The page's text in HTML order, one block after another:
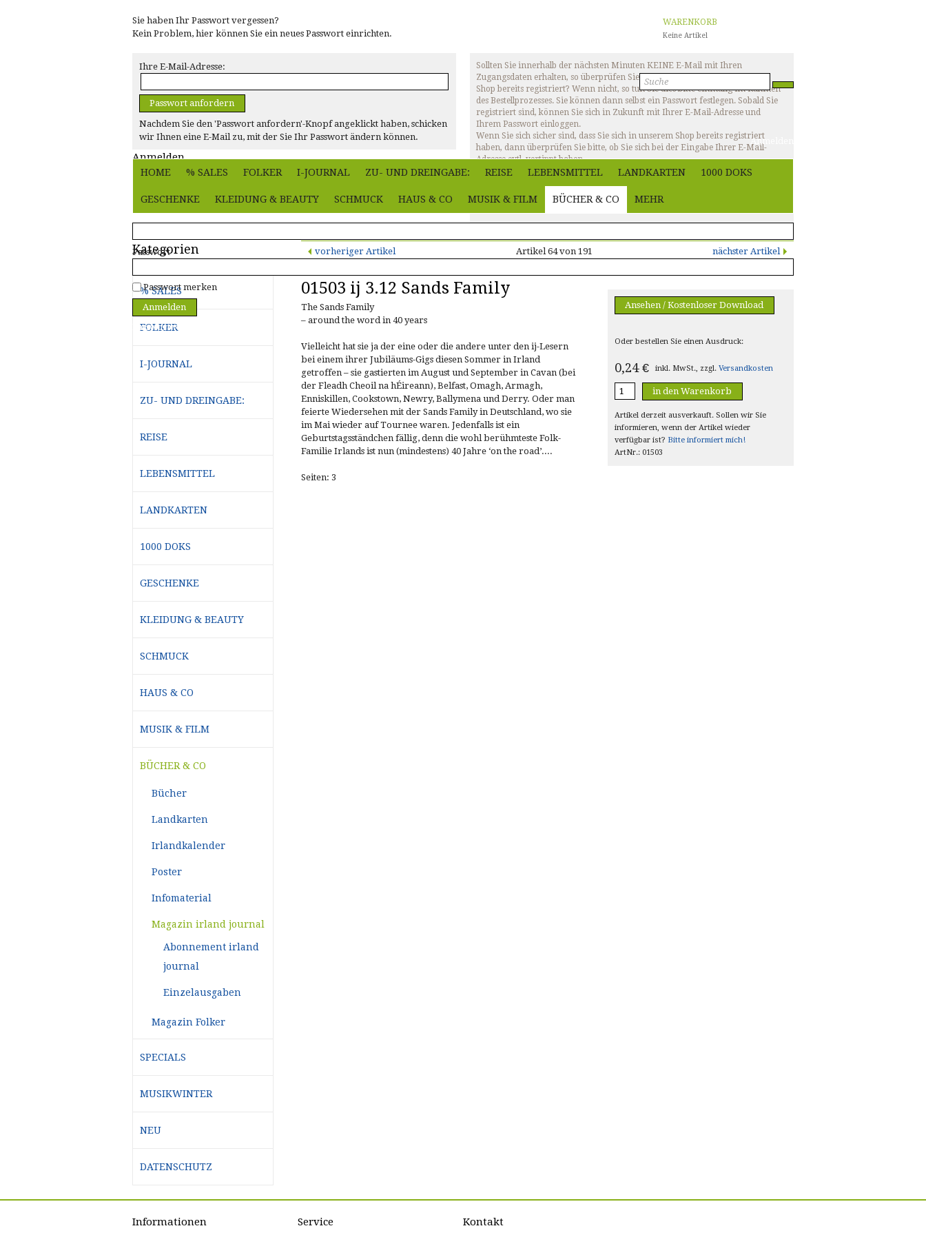
WARENKORB
Keine Artikel
Anmelden
Sie haben Ihr Passwort vergessen?
Kein Problem, hier können Sie ein neues Passwort einrichten.
Ihre E-Mail-Adresse:
Passwort anfordern
Nachdem Sie den 'Passwort anfordern'-Knopf angeklickt haben, schicken
wir Ihnen eine E-Mail zu, mit der Sie Ihr Passwort ändern können.
Sollten Sie innerhalb der nächsten Minuten KEINE E-Mail mit Ihren
Zugangsdaten erhalten, so überprüfen Sie bitte: Haben Sie sich in unserem
Shop bereits registriert? Wenn nicht, so tun Sie dies bitte einmalig im Rahmen
des Bestellprozesses. Sie können dann selbst ein Passwort festlegen. Sobald Sie
registriert sind, können Sie sich in Zukunft mit Ihrer E-Mail-Adresse und
Ihrem Passwort einloggen.
Wenn Sie sich sicher sind, dass Sie sich in unserem Shop bereits registriert
haben, dann überprüfen Sie bitte, ob Sie sich bei der Eingabe Ihrer E-Mail-
Adresse evtl. vertippt haben.
Sollten Sie trotz korrekter E-Mail-Adresse und bereits bestehender
"Passwort vergessen"-E-Mail erhalten, so wenden Sie sich bitte per E-Mail an:
info@irish-shop.de
Anmelden
E-Mail-Adresse
Passwort
Passwort merken
Anmelden
Passwort vergessen?
HOME % SALES FOLKER I-JOURNAL ZU- UND DREINGABE: REISE LEBENSMITTEL LANDKARTEN 1000 DOKS
GESCHENKE KLEIDUNG & BEAUTY SCHMUCK HAUS & CO MUSIK & FILM BÜCHER & CO MEHR
ZURÜCK ZUR ÜBERSICHT
vorheriger Artikel Artikel 64 von 191 nächster Artikel
01503 ij 3.12 Sands Family
The Sands Family
– around the word in 40 years
Vielleicht hat sie ja der eine oder die andere unter den ij-Lesern
bei einem ihrer Jubiläums-Gigs diesen Sommer in Irland
getroffen – sie gastierten im August und September in Cavan (bei
der Fleadh Cheoil na hÉireann), Belfast, Omagh, Armagh,
Enniskillen, Cookstown, Newry, Ballymena und Derry. Oder man
feierte Wiedersehen mit der Sands Family in Deutschland, wo sie
im Mai wieder auf Tournee waren. Jedenfalls ist ein
Geburtstagsständchen fällig, denn die wohl berühmteste Folk-
Familie Irlands ist nun (mindestens) 40 Jahre ‘on the road’....
Seiten: 3
Ansehen / Kostenloser Download
Oder bestellen Sie einen Ausdruck:
0,24 € inkl. MwSt., zzgl.Versandkosten
in den Warenkorb
Artikel derzeit ausverkauft. Sollen wir Sie
informieren, wenn der Artikel wieder
verfügbar ist? Bitte informiert mich!
ArtNr.: 01503
Kategorien
% SALES
FOLKER
I-JOURNAL
ZU- UND DREINGABE:
REISE
LEBENSMITTEL
LANDKARTEN
1000 DOKS
GESCHENKE
KLEIDUNG & BEAUTY
SCHMUCK
HAUS & CO
MUSIK & FILM
BÜCHER & CO
Bücher
Landkarten
Irlandkalender
Poster
Infomaterial
Magazin irland journal
Abonnement irland
journal
Einzelausgaben
Magazin Folker
SPECIALS
MUSIKWINTER
NEU
DATENSCHUTZ
Informationen Service Kontakt